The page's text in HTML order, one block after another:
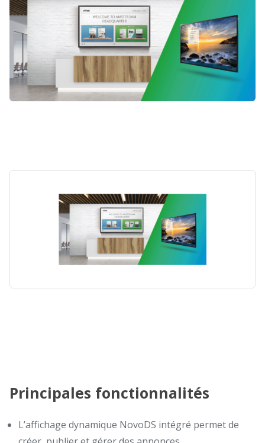
Principales fonctionnalités
L’affichage dynamique NovoDS intégré permet de